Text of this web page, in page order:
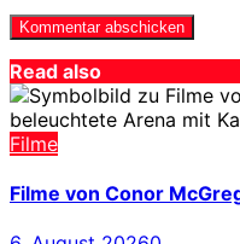
Read also
Filme
Filme von Conor